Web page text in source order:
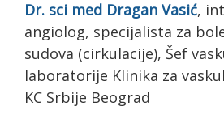
Dr. sci med Dragan Vasić,
angiolog, specijalista za
sudova (cirkulacije), Šef
laboratorije Klinika za
KC Srbije Beograd